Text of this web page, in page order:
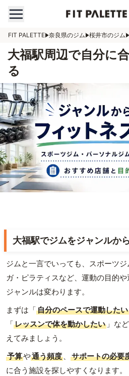
FIT PALETTE 奈良県のジム 桜井市のジム
大福駅周辺で自分に
る
大福駅でジムをジャンルか
ジムと一言でいっても、スポーツ
ガ・ピラティスなど、運動の目的
ジャンルは変わります。
まずは「自分のペースで運動したい
「レッスンで体を動かしたい 」な
えてみましょう。
予算や通う頻度 、 サポートの必要
に合う施設を探しやすくなります。